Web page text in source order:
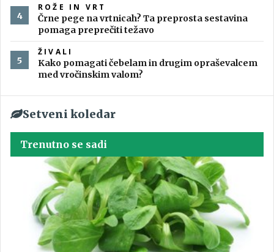
ROŽE IN VRT
Črne pege na vrtnicah? Ta preprosta sestavina
pomaga preprečiti težavo
ŽIVALI
Kako pomagati čebelam in drugim opraševalcem
med vročinskim valom?
Setveni koledar
Trenutno se sadi